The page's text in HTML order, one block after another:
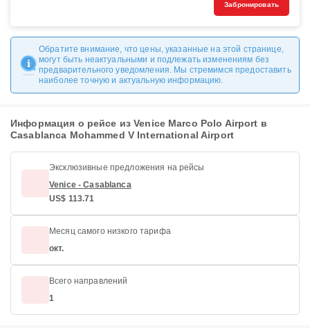
Забронировать
Обратите внимание, что цены, указанные на этой странице,
могут быть неактуальными и подлежать изменениям без
предварительного уведомления. Мы стремимся предоставить
наиболее точную и актуальную информацию.
Информация о рейсе из Venice Marco Polo Airport в
Casablanca Mohammed V International Airport
Эксклюзивные предложения на рейсы
Venice - Casablanca
US$ 113.71
Месяц самого низкого тарифа
окт.
Всего направлений
1